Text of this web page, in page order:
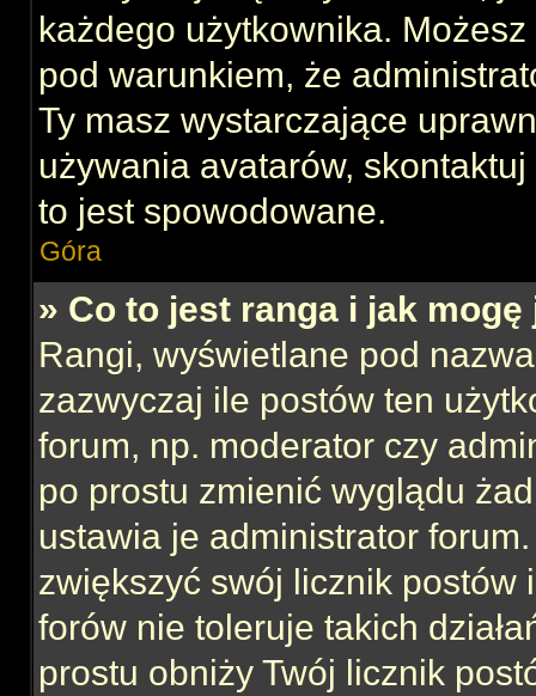
każdego użytkownika.
pod warunkiem, że
Ty masz wystarczające
używania avatarów,
to jest spowodowane.
Góra
» Co to jest ranga i jak mogę
Rangi, wyświetlane pod
zazwyczaj ile postów ten
forum, np. moderator czy
po prostu zmienić wyglądu
ustawia je administrator
zwiększyć swój licznik postów
forów nie toleruje takich
prostu obniży Twój licznik